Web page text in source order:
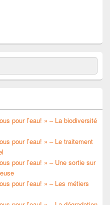
pour l’eau! » – La biodiversité
pour l’eau! » – Le traitement
pour l’eau! » – Une sortie sur
pour l’eau! » – Les métiers